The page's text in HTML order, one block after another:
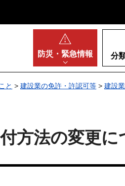
防災・ 緊急情報 分
と > 建設業の免許・許認可等 > 建設
方法の変更に